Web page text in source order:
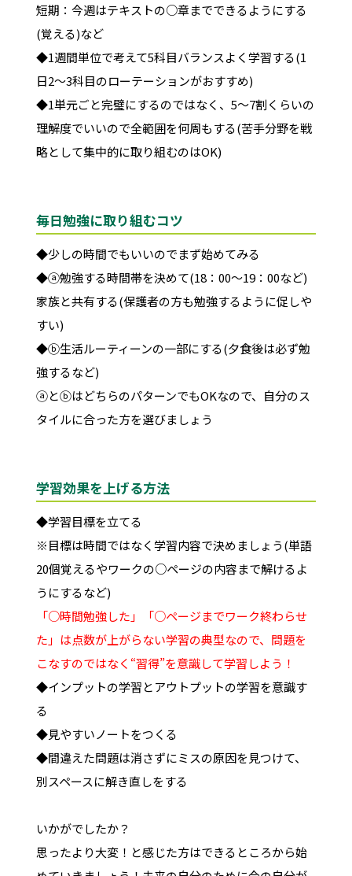
短期：今週はテキストの○章までできるようにする
(覚える)など
◆1週間単位で考えて5科目バランスよく学習する(1
日2～3科目のローテーションがおすすめ)
◆1単元ごと完璧にするのではなく、5～7割くらいの
理解度でいいので全範囲を何周もする(苦手分野を戦
略として集中的に取り組むのはOK)
毎日勉強に取り組むコツ
◆少しの時間でもいいのでまず始めてみる
◆ⓐ勉強する時間帯を決めて(18：00～19：00など)
家族と共有する(保護者の方も勉強するように促しや
すい)
◆ⓑ生活ルーティーンの一部にする(夕食後は必ず勉
強するなど)
ⓐとⓑはどちらのパターンでもOKなので、自分のス
タイルに合った方を選びましょう
学習効果を上げる方法
◆学習目標を立てる
※目標は時間ではなく学習内容で決めましょう(単語
20個覚えるやワークの○ページの内容まで解けるよ
うにするなど)
「○時間勉強した」「○ページまでワーク終わらせ
た」は点数が上がらない学習の典型なので、問題を
こなすのではなく“習得”を意識して学習しよう！
◆インプットの学習とアウトプットの学習を意識す
る
◆見やすいノートをつくる
◆間違えた問題は消さずにミスの原因を見つけて、
別スペースに解き直しをする
いかがでしたか？
思ったより大変！と感じた方はできるところから始